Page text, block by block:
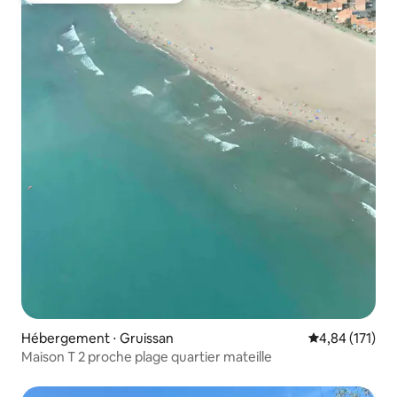
Hébergement ⋅ Gruissan Évaluation
4,84 (171)
Maison T 2 proche plage quartier mateille